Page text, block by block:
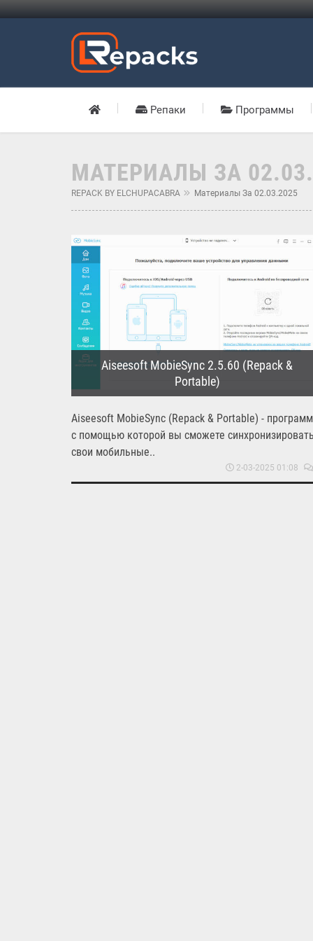
Репаки Программы
МАТЕРИАЛЫ ЗА
REPACK BY ELCHUPACABRA Материалы За 02.03.2025
Aiseesoft MobieSync 2.5.60 (Repack &
Portable)
Aiseesoft MobieSync (Repack & Portable) -
с помощью которой вы сможете
свои мобильные..
2-03-2025 01:08